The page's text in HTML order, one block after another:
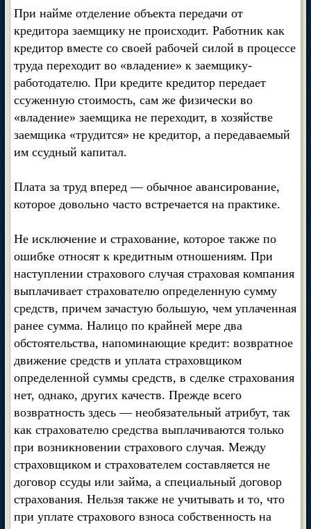
При найме отделение объекта передачи от
кредитора заемщику не происходит. Работник как
кредитор вместе со своей рабочей силой в процессе
труда переходит во «владение» к заемщику-
работодателю. При кредите кредитор передает
ссуженную стоимость, сам же физически во
«владение» заемщика не переходит, в хозяйстве
заемщика «трудится» не кредитор, а передаваемый
им ссудный капитал.
Плата за труд вперед — обычное авансирование,
которое довольно часто встречается на практике.
Не исключение и страхование, которое также по
ошибке относят к кредитным отношениям. При
наступлении страхового случая страховая компания
выплачивает страхователю определенную сумму
средств, причем зачастую большую, чем уплаченная
ранее сумма. Налицо по крайней мере два
обстоятельства, напоминающие кредит: возвратное
движение средств и уплата страховщиком
определенной суммы средств, в сделке страхования
нет, однако, других качеств. Прежде всего
возвратность здесь — необязательный атрибут, так
как страхователю средства выплачиваются только
при возникновении страхового случая. Между
страховщиком и страхователем составляется не
договор ссуды или займа, а специальный договор
страхования. Нельзя также не учитывать и то, что
при уплате страхового взноса собственность на